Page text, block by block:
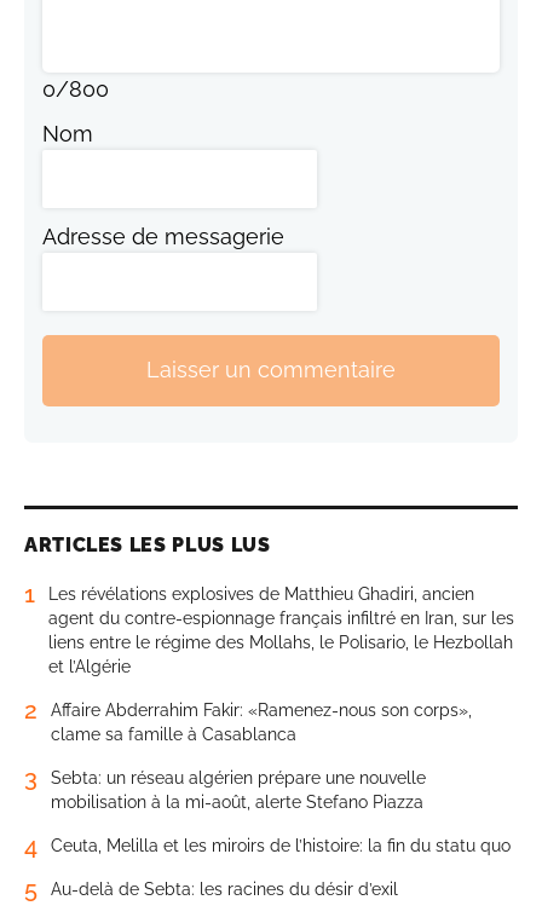
0/800
Nom
Adresse de messagerie
Laisser un commentaire
ARTICLES LES PLUS LUS
1
Les révélations explosives de Matthieu Ghadiri, ancien
agent du contre-espionnage français infiltré en Iran, sur les
liens entre le régime des Mollahs, le Polisario, le Hezbollah
et l’Algérie
2
Affaire Abderrahim Fakir: «Ramenez-nous son corps»,
clame sa famille à Casablanca
3
Sebta: un réseau algérien prépare une nouvelle
mobilisation à la mi-août, alerte Stefano Piazza
4 Ceuta, Melilla et les miroirs de l’histoire: la fin du statu quo
5 Au-delà de Sebta: les racines du désir d’exil